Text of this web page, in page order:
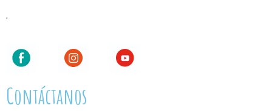
.
Contáctanos